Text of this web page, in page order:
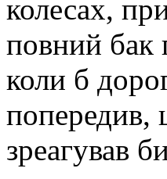
колесах,
повний бак
коли б
попередив,
зреагував